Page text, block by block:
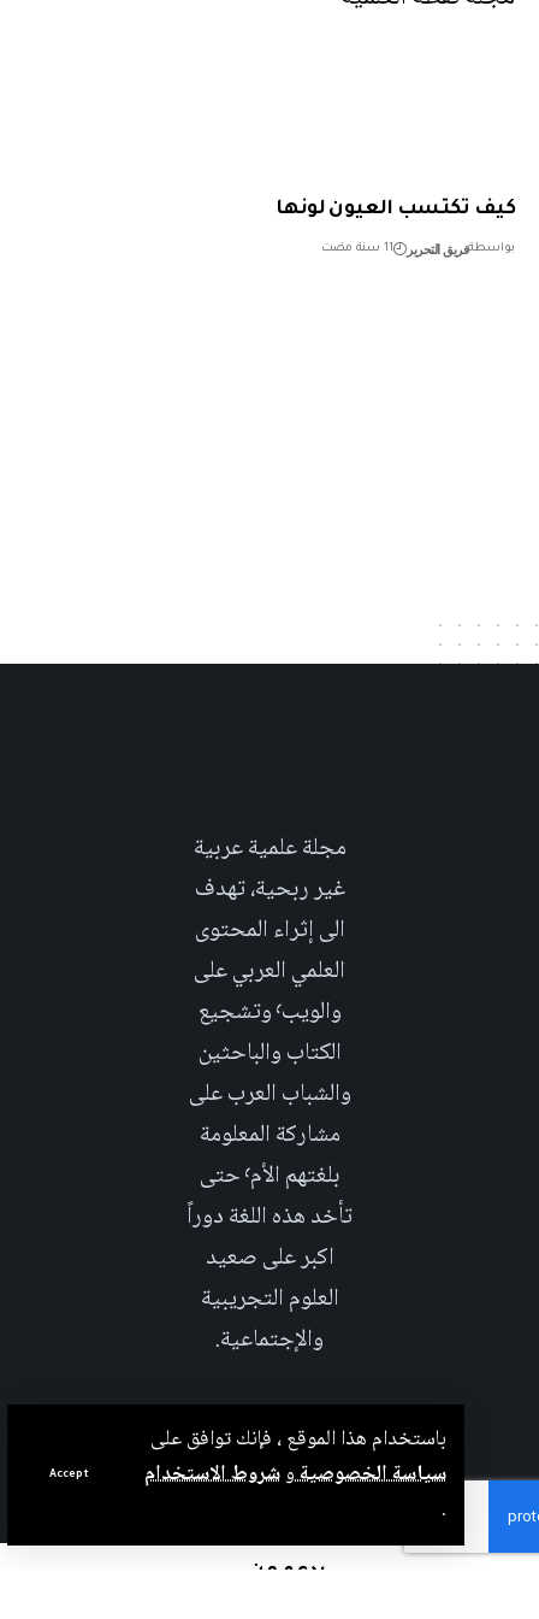
باستخدام هذا الموقع ، فإنك توافق على
سياسة الخصوصيةوشروط الاستخدام
تكتسب العيون لونها
فريق التحرير 11 سنة مضت
مجلة علمية عربية
غير ربحية، تهدف
الى إثراء المحتوى
العلمي العربي على
والويب٬ وتشجيع
الكتاب والباحثين
والشباب العرب على
مشاركة المعلومة
بلغتهم الأم٬ حتى
تأخد هذه اللغة دوراً
اكبر على صعيد
العلوم التجريبية
والإجتماعية.
بدعم من